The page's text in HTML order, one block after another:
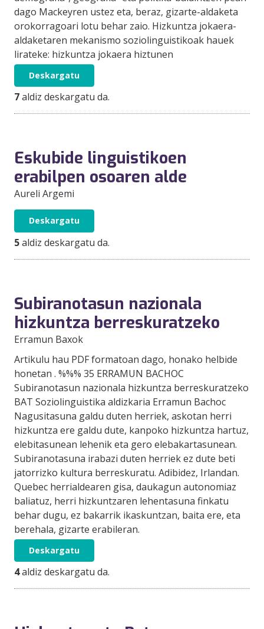
dago Mackeyren ustez eta, beraz, gizarte-aldaketa
orokorragoari lotu behar zaio. Hizkuntza jokaera-
aldaketaren mekanismo soziolinguistikoak hauek
lirateke: hizkuntza jokaera hiztunen
Deskargatu
7aldiz deskargatu da.
Eskubide linguistikoen
erabilpen osoaren alde
Aureli Argemi
Deskargatu
5aldiz deskargatu da.
Subiranotasun nazionala
hizkuntza berreskuratzeko
Erramun Baxok
Artikulu hau PDF formatoan dago, honako helbide
honetan . %%% 35 ERRAMUN BACHOC
Subiranotasun nazionala hizkuntza berreskuratzeko
BAT Soziolinguistika aldizkaria Erramun Bachoc
Nagusitasuna galdu duten herriek, askotan herri
hizkuntza ere galdu dute, kanpoko hizkuntza hartuz,
elebitasunean lehenik eta gero elebakartasunean.
Subiranotasuna irabazi duten herriek ez dute beti
jatorrizko kultura berreskuratu. Adibidez, Irlandan.
Quebec herrialdearen gisa, daukagun autonomiaz
baliatuz, herri hizkuntzaren lehentasuna finkatu
behar dugu, ez bakarrik ikaskuntzan, baita ere, eta
berehala, gizarte erabileran.
Deskargatu
4aldiz deskargatu da.